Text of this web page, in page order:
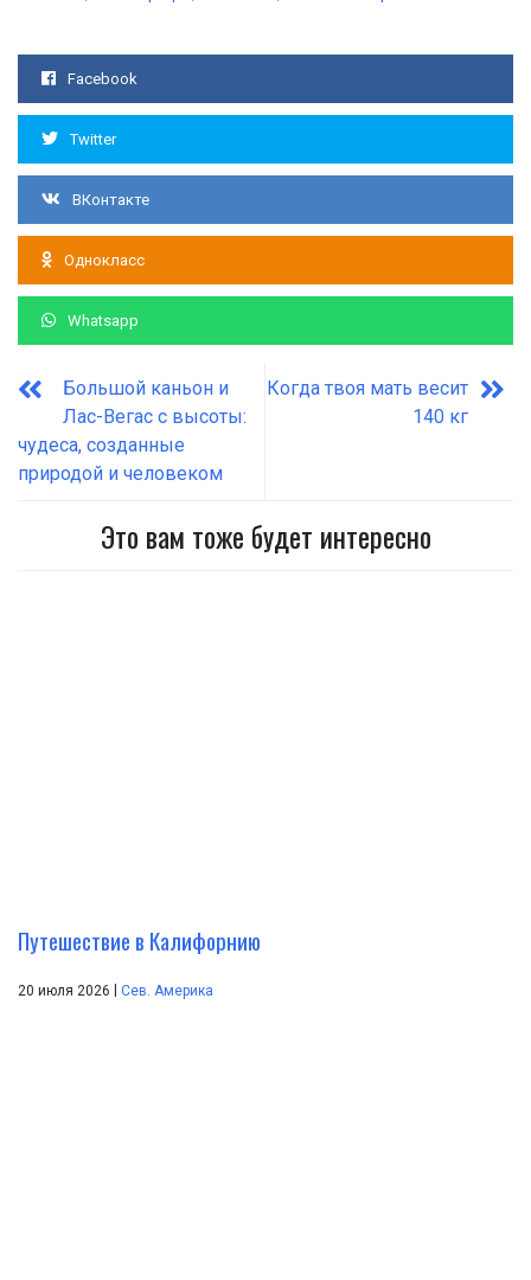
Facebook
Twitter
ВКонтакте
Однокласс
Whatsapp
Большой каньон и
Лас-Вегас с высоты:
чудеса, созданные
природой и человеком
Когда твоя мать весит
140 кг
Это вам тоже будет интересно
Путешествие в Калифорнию
20 июля 2026 | Сев. Америка